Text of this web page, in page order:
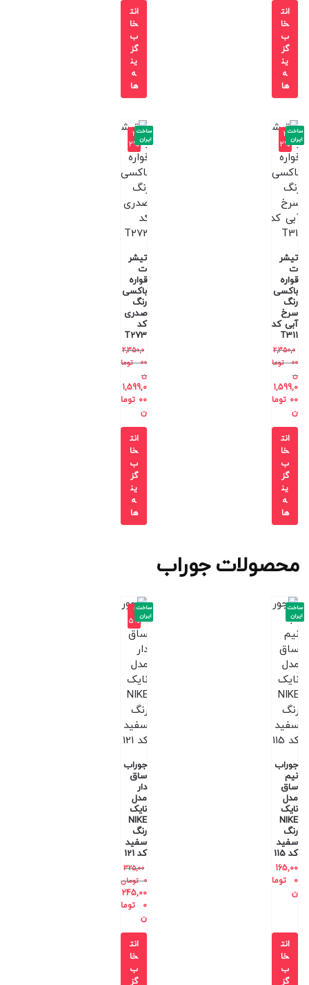
انت
خا
ب
گز
ین
ه
ها
انت
خا
ب
گز
ین
ه
ها
-3
2%
تیشر
ت
قواره
باکسی
رنگ
سرخ
آبی کد
T311
2,350,0
00
توما
ن
1,599,0
00 توما
ن
ساخت
ایران
انت
خا
ب
گز
ین
ه
ها
-3
2%
تیشر
ت
قواره
باکسی
رنگ
صدری
کد
T273
2,350,0
00
توما
ن
1,599,0
00 توما
ن
ساخت
ایران
انت
خا
ب
گز
ین
ه
ها
محصولات جوراب
جوراب
نیم
ساق
مدل
نایک
NIKE
رنگ
سفید
کد 115
165,00
0
توما
ن
ساخت
ایران
انت
خا
ب
گز
-2
5%
جوراب
ساق
دار
مدل
نایک
NIKE
رنگ
سفید
کد 121
325,00
0 تومان
245,00
0
توما
ن
ساخت
ایران
انت
خا
ب
گز